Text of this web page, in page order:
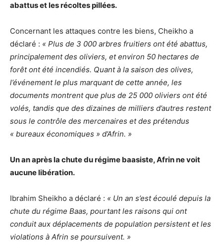
abattus et les récoltes pillées.
Concernant les attaques contre les biens, Cheikho a
déclaré : « Plus de 3 000 arbres fruitiers ont été abattus,
principalement des oliviers, et environ 50 hectares de
forêt ont été incendiés. Quant à la saison des olives,
l’événement le plus marquant de cette année, les
documents montrent que plus de 25 000 oliviers ont été
volés, tandis que des dizaines de milliers d’autres restent
sous le contrôle des mercenaires et des prétendus
« bureaux économiques » d’Afrin. »
Un an après la chute du régime baasiste, Afrin ne voit
aucune libération.
Ibrahim Sheikho a déclaré : « Un an s’est écoulé depuis la
chute du régime Baas, pourtant les raisons qui ont
conduit aux déplacements de population persistent et les
violations à Afrin se poursuivent. »